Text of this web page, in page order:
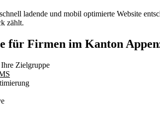
ladende und mobil optimierte Website
zählt.
für Firmen im Kanton
Zielgruppe